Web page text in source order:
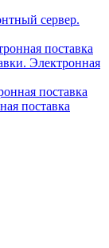
сервер.
поставка
Электронная
поставка
поставка